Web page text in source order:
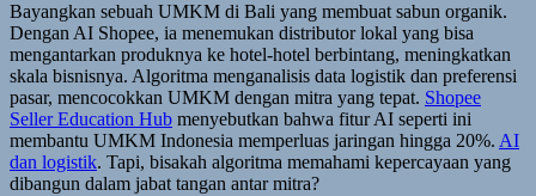
Bayangkan sebuah UMKM di Bali yang membuat sabun organik.
Dengan AI Shopee, ia menemukan distributor lokal yang bisa
mengantarkan produknya ke hotel-hotel berbintang, meningkatkan
skala bisnisnya. Algoritma menganalisis data logistik dan preferensi
pasar, mencocokkan UMKM dengan mitra yang tepat. Shopee
Seller Education Hub menyebutkan bahwa fitur AI seperti ini
membantu UMKM Indonesia memperluas jaringan hingga 20%. AI
dan logistik. Tapi, bisakah algoritma memahami kepercayaan yang
dibangun dalam jabat tangan antar mitra?